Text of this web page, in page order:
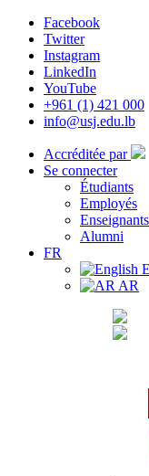
Facebook
Twitter
Instagram
LinkedIn
YouTube
+961 (1) 421 000
info@usj.edu.lb
Accréditée par
Se connecter
Étudiants
Employés
Enseignants
Alumni
FR
AR